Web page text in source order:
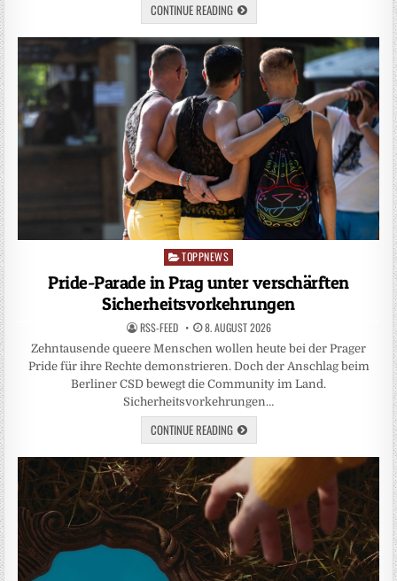
CONTINUE READING
Posted
in
TOPPNEWS
Pride-Parade in Prag unter verschärften
Sicherheitsvorkehrungen
RSS-FEED 8. AUGUST 2026
Zehntausende queere Menschen wollen heute bei der Prager
Pride für ihre Rechte demonstrieren. Doch der Anschlag beim
Berliner CSD bewegt die Community im Land.
Sicherheitsvorkehrungen…
CONTINUE READING